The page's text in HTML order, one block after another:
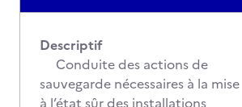
Descriptif
Conduite des actions de
sauvegarde nécessaires à la mise
à l’état sûr des installations